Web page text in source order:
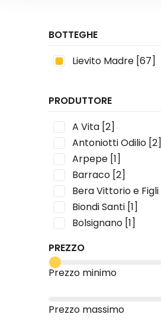
BOTTEGHE
Lievito Madre [67]
PRODUTTORE
A Vita [2]
Antoniotti Odilio [2]
Arpepe [1]
Barraco [2]
Bera Vittorio e Figli
Biondi Santi [1]
Bolsignano [1]
Bossanova
Bruno Ferrara Sardo
Carlo Viglione
PREZZO
Prezzo minimo
Prezzo massimo